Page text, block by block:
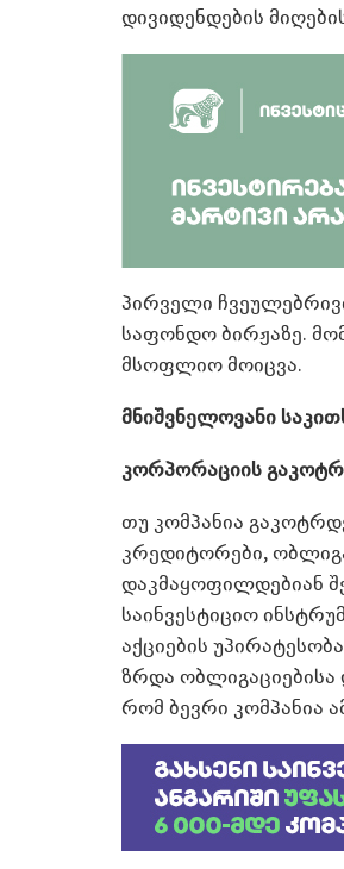
დივიდენდების
პირველი
საფონდო ბირჟაზე.
მსოფლიო მოიცვა.
მნიშვნელოვანი
კორპორაციის
თუ კომპანია
კრედიტორები,
დაკმაყოფილდებიან
საინვესტიციო
აქციების
ზრდა ობლიგაციებისა
რომ ბევრი კომპანია